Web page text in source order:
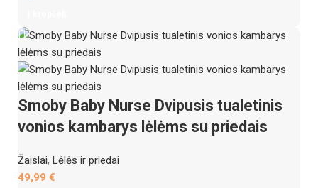
Smoby Baby Nurse Dvipusis tualetinis
vonios kambarys lėlėms su priedais
Žaislai, Lėlės ir priedai
49,99 €